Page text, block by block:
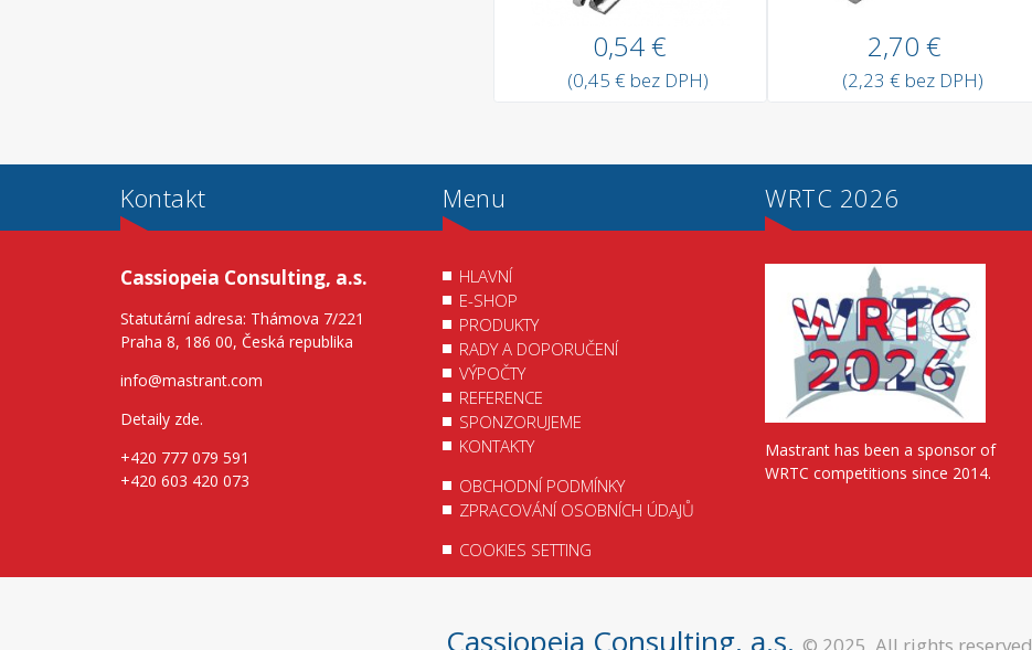
0,54 €
(0,45 € bez DPH)
2,70 €
(2,23 € bez DPH)
Kontakt
Cassiopeia Consulting, a.s.
Statutární adresa: Thámova 7/221
Praha 8, 186 00, Česká republika
info@mastrant.com
Detaily zde.
+420 777 079 591
+420 603 420 073
Menu
HLAVNÍ
E-SHOP
PRODUKTY
RADY A DOPORUČENÍ
VÝPOČTY
REFERENCE
SPONZORUJEME
KONTAKTY
OBCHODNÍ PODMÍNKY
ZPRACOVÁNÍ OSOBNÍCH ÚDAJŮ
COOKIES SETTING
WRTC 2026
Mastrant has been a sponsor of
WRTC competitions since 2014.
Cassiopeia Consulting, a.s.